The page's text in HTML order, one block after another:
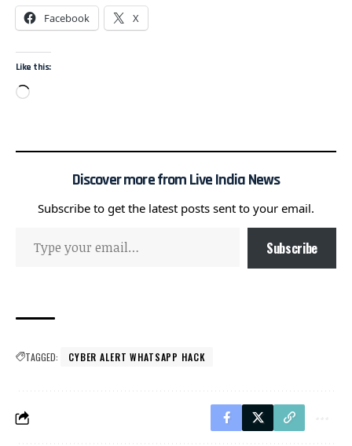
Facebook X
Like this:
Discover more from Live India News
Subscribe to get the latest posts sent to your email.
Subscribe
TAGGED: CYBER ​​ALERT WHATSAPP HACK